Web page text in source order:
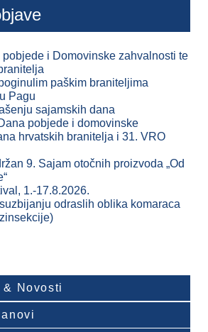
i Domovinske zahvalnosti te
paškim braniteljima
Pagu
sajamskih dana
pobjede i domovinske
hrvatskih branitelja i 31. VRO
9. Sajam otočnih proizvoda „Od
1.-17.8.2026.
odraslih oblika komaraca
Novosti